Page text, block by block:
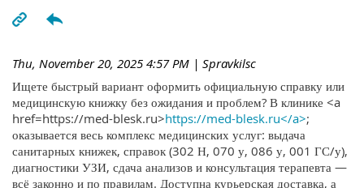
Thu, November 20, 2025 4:57 PM | Spravkilsc
Ищете быстрый вариант оформить официальную справку или
медицинскую книжку без ожидания и проблем? В клинике <a
href=https://med-blesk.ru>https://med-blesk.ru</a>;
оказывается весь комплекс медицинских услуг: выдача
санитарных книжек, справок (302 Н, 070 у, 086 у, 001 ГС/у),
диагностики УЗИ, сдача анализов и консультация терапевта —
всё законно и по правилам. Доступна курьерская доставка, а